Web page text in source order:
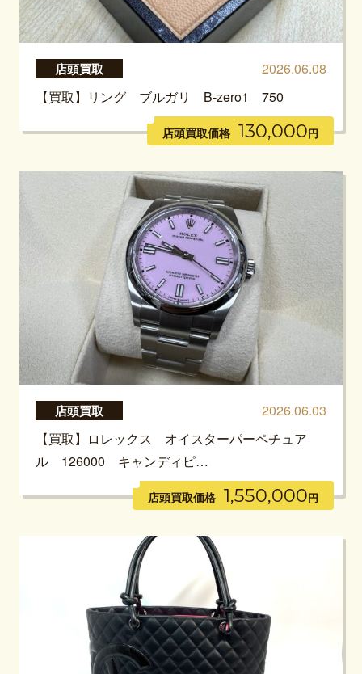
店頭買取
2026.06.08
【買取】リング ブルガリ B-zero1 750
店頭買取価格 130,000円
店頭買取
2026.06.03
【買取】ロレックス オイスターパーペチュア
ル 126000 キャンディピ…
店頭買取価格 1,550,000円